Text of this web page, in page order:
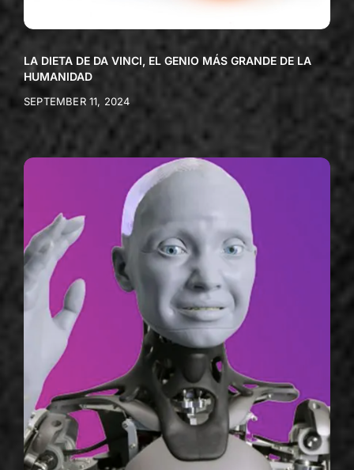
LA DIETA DE DA VINCI, EL GENIO MÁS GRANDE DE LA
HUMANIDAD
SEPTEMBER 11, 2024